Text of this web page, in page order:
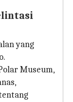
yang
Museum,